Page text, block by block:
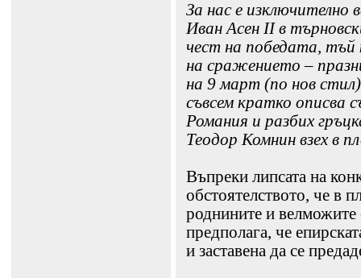
За нас е
Иван Асен ІІ в
чест на победата,
на сражението –
на 9 март (по нов
съвсем кратко описва
Романия и разбих
Теодор Комнин взех в
Въпреки липсата на
обстоятелството, че в
роднините и велможите
предполага, че
и заставена да се